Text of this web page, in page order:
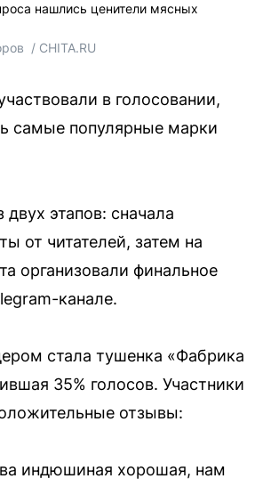
нашлись ценители мясных
/ CHITA.RU
в голосовании,
самые популярные марки
этапов: сначала
от читателей, затем на
организовали финальное
канале.
стала тушенка «Фабрика
35% голосов. Участники
отзывы:
индюшиная хорошая, нам